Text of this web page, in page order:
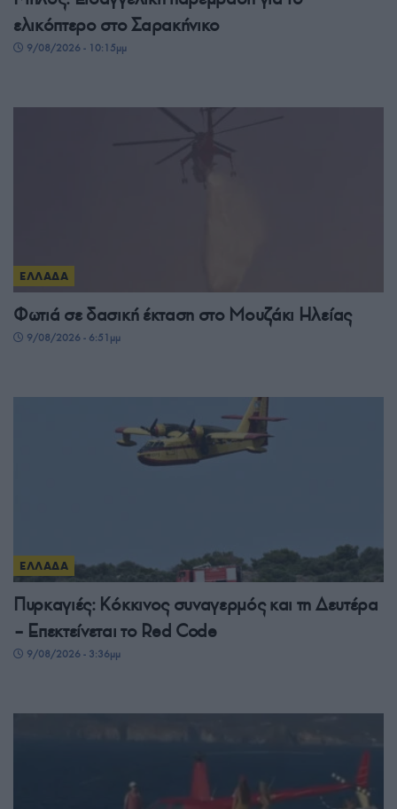
ελικόπτερο στο Σαρακήνικο
9/08/2026 - 10:15μμ
ΕΛΛΑΔΑ
Φωτιά σε δασική έκταση στο Μουζάκι Ηλείας
9/08/2026 - 6:51μμ
ΕΛΛΑΔΑ
Πυρκαγιές: Κόκκινος συναγερμός και τη Δευτέρα
– Επεκτείνεται το Red Code
9/08/2026 - 3:36μμ